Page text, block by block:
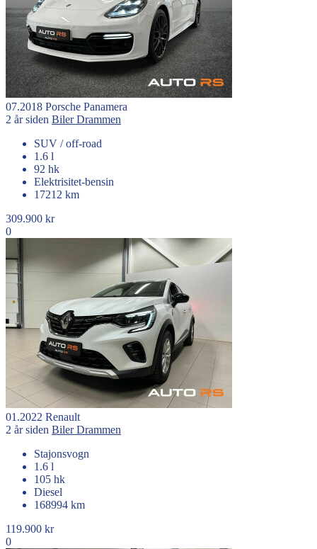
07.2018 Porsche Panamera
2 år siden BilerDrammen
SUV / off-road
1.6 l
92 hk
Elektrisitet-bensin
17212 km
309.900 kr
0
01.2022 Renault
2 år siden BilerDrammen
Stajonsvogn
1.6 l
105 hk
Diesel
168994 km
119.900 kr
0